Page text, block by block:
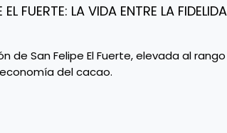
EL FUERTE: LA VIDA ENTRE LA
de San Felipe El Fuerte, elevada al
del cacao.